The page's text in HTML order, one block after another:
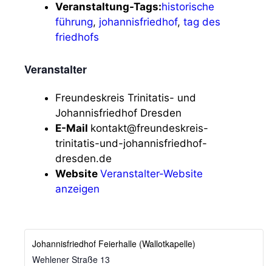
Veranstaltung-Tags:historische
führung, johannisfriedhof, tag des
friedhofs
Veranstalter
Freundeskreis Trinitatis- und
Johannisfriedhof Dresden
E-Mail kontakt@freundeskreis-
trinitatis-und-johannisfriedhof-
dresden.de
Website Veranstalter-Website
anzeigen
Johannisfriedhof Feierhalle (Wallotkapelle)
Wehlener Straße 13